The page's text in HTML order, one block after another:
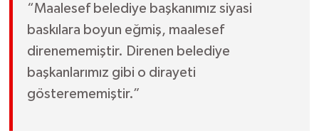
“Maalesef belediye başkanımız siyasi
baskılara boyun eğmiş, maalesef
direnememiştir. Direnen belediye
başkanlarımız gibi o dirayeti
gösterememiştir.”